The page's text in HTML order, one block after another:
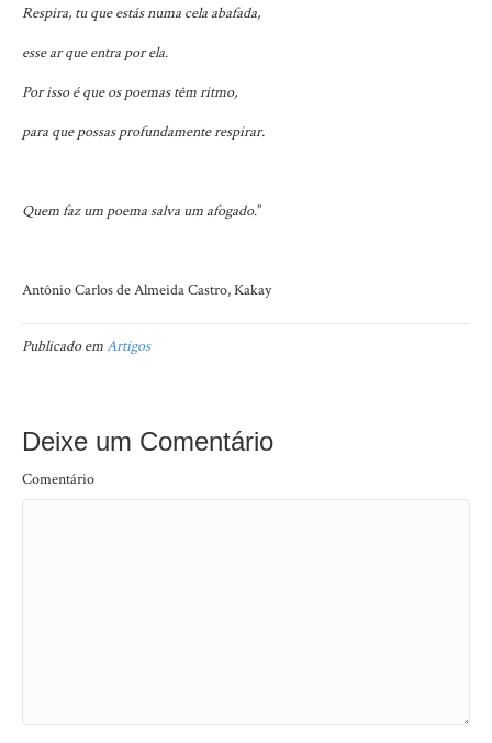
Respira, tu que estás numa cela abafada,
esse ar que entra por ela.
Por isso é que os poemas têm ritmo,
para que possas profundamente respirar.
Quem faz um poema salva um afogado.”
Antônio Carlos de Almeida Castro, Kakay
Publicado emArtigos
Deixe um Comentário
Comentário